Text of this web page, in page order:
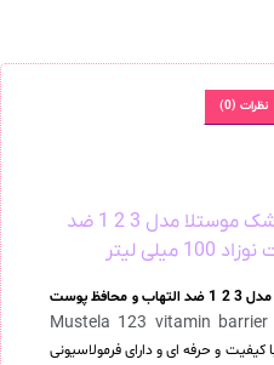
نظرات (0)
کرم سوختگی و تعویض پوشک موستلا مدل 3 2 1 ضد
لیتر
کرم سوختگی و تعویض پوشک موستلا مدل 3 2 1 ضد التهاب و محافظ پوست
Mustela 123 vitamin
و حرفه ای و دارای فرمولاسیونی